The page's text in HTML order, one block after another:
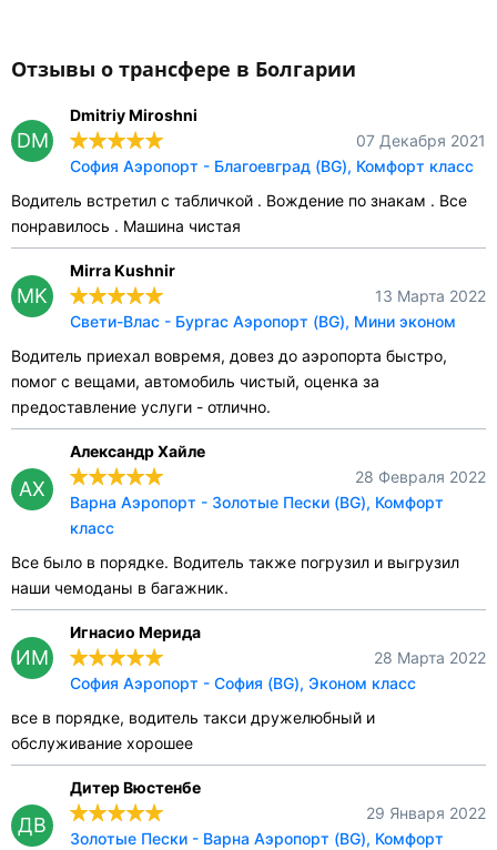
Отзывы о трансфере в Болгарии
DM
Dmitriy Miroshni
07 Декабря 2021
София Аэропорт - Благоевград (BG), Комфорт класс
Водитель встретил с табличкой . Вождение по знакам . Все
понравилось . Машина чистая
MK
Mirra Kushnir
13 Марта 2022
Свети-Влас - Бургас Аэропорт (BG), Мини эконом
Водитель приехал вовремя, довез до аэропорта быстро,
помог с вещами, автомобиль чистый, оценка за
предоставление услуги - отлично.
АХ
Александр Хайле
28 Февраля 2022
Варна Аэропорт - Золотые Пески (BG), Комфорт
класс
Все было в порядке. Водитель также погрузил и выгрузил
наши чемоданы в багажник.
ИМ
Игнасио Мерида
28 Марта 2022
София Аэропорт - София (BG), Эконом класс
все в порядке, водитель такси дружелюбный и
обслуживание хорошее
ДВ
Дитер Вюстенбе
29 Января 2022
Золотые Пески - Варна Аэропорт (BG), Комфорт